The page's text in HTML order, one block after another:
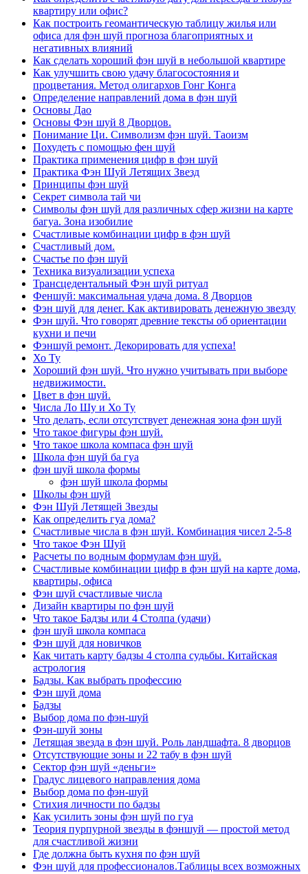
квартиру или офис?
Как построить геомантическую таблицу жилья или
офиса для фэн шуй прогноза благоприятных и
негативных влияний
Как сделать хороший фэн шуй в небольшой квартире
Как улучшить свою удачу благосостояния и
процветания. Метод олигархов Гонг Конга
Определение направлений дома в фэн шуй
Основы Дао
Основы Фэн шуй 8 Дворцов.
Понимание Ци. Символизм фэн шуй. Таоизм
Похудеть с помощью фен шуй
Практика применения цифр в фэн шуй
Практика Фэн Шуй Летящих Звезд
Принципы фэн шуй
Секрет символа тай чи
Символы фэн шуй для различных сфер жизни на карте
багуа. Зона изобилие
Счастливые комбинации цифр в фэн шуй
Счастливый дом.
Счастье по фэн шуй
Техника визуализации успеха
Трансцедентальный Фэн шуй ритуал
Феншуй: максимальная удача дома. 8 Дворцов
Фэн шуй для денег. Как активировать денежную звезду
Фэн шуй. Что говорят древние тексты об ориентации
кухни и печи
Фэншуй ремонт. Декорировать для успеха!
Хо Ту
Хороший фэн шуй. Что нужно учитывать при выборе
недвижимости.
Цвет в фэн шуй.
Числа Ло Шу и Хо Ту
Что делать, если отсутствует денежная зона фэн шуй
Что такое фигуры фэн шуй.
Что такое школа компаса фэн шуй
Школа фэн шуй ба гуа
фэн шуй школа формы
фэн шуй школа формы
Школы фэн шуй
Фэн Шуй Летящей Звезды
Как определить гуа дома?
Счастливые числа в фэн шуй. Комбинация чисел 2-5-8
Что такое Фэн Шуй
Расчеты по водным формулам фэн шуй.
Счастливые комбинации цифр в фэн шуй на карте дома,
квартиры, офиса
Фэн шуй счастливые числа
Дизайн квартиры по фэн шуй
Что такое Бадзы или 4 Столпа (удачи)
фэн шуй школа компаса
Фэн шуй для новичков
Как читать карту бадзы 4 столпа судьбы. Китайская
астрология
Бадзы. Как выбрать профессию
Фэн шуй дома
Бадзы
Выбор дома по фэн-шуй
Фэн-шуй зоны
Летящая звезда в фэн шуй. Роль ландшафта. 8 дворцов
Отсутствующие зоны и 22 табу в фэн шуй
Сектор фэн шуй «деньги»
Градус лицевого направления дома
Выбор дома по фэн-шуй
Стихия личности по бадзы
Как усилить зоны фэн шуй по гуа
Теория пурпурной звезды в фэншуй — простой метод
для счастливой жизни
Где должна быть кухня по фэн шуй
Фэн шуй для профессионалов.Таблицы всех возможных